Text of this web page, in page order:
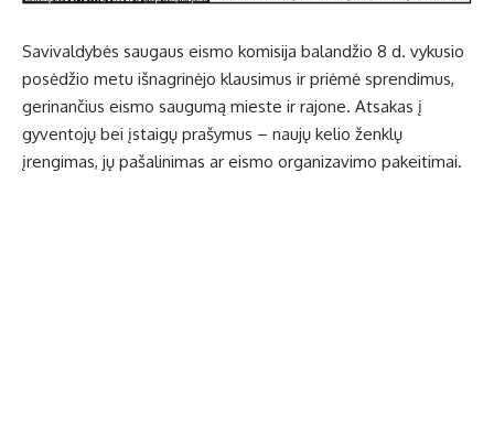
Savivaldybės saugaus eismo komisija balandžio 8 d. vykusio
posėdžio metu išnagrinėjo klausimus ir priėmė sprendimus,
gerinančius eismo saugumą mieste ir rajone. Atsakas į
gyventojų bei įstaigų prašymus – naujų kelio ženklų
įrengimas, jų pašalinimas ar eismo organizavimo pakeitimai.